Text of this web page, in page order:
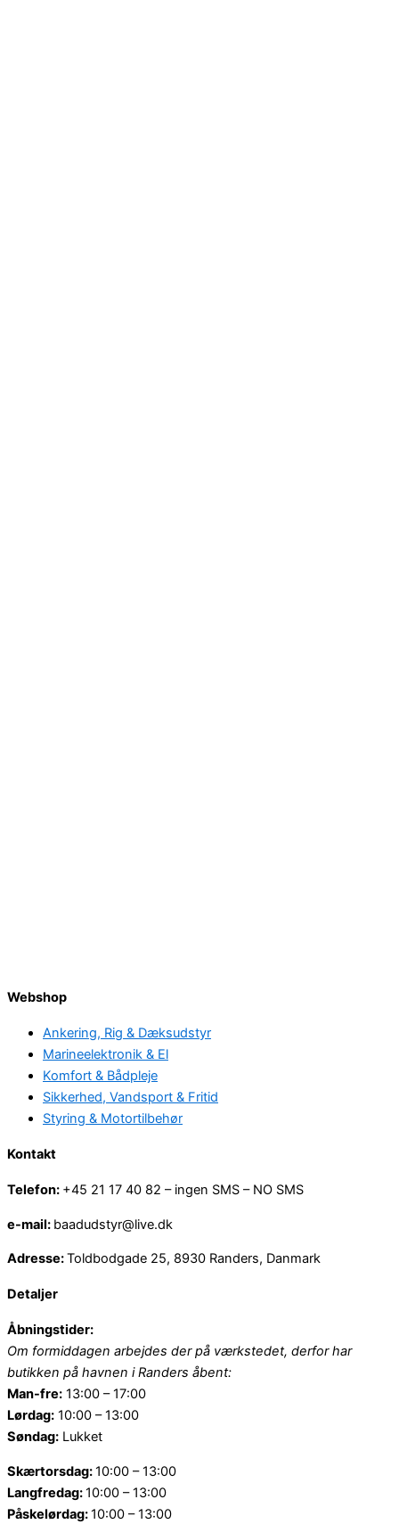
Webshop
Ankering, Rig & Dæksudstyr
Marineelektronik & El
Komfort & Bådpleje
Sikkerhed, Vandsport & Fritid
Styring & Motortilbehør
Kontakt
Telefon: +45 21 17 40 82 – ingen SMS – NO SMS
e-mail: baadudstyr@live.dk
Adresse:Toldbodgade 25, 8930 Randers, Danmark
Detaljer
Åbningstider:
Om formiddagen arbejdes der på værkstedet, derfor har
butikken på havnen i Randers åbent:
Man-fre: 13:00 – 17:00
Lørdag: 10:00 – 13:00
Søndag: Lukket
Skærtorsdag:10:00 – 13:00
Langfredag:10:00 – 13:00
Påskelørdag:10:00 – 13:00